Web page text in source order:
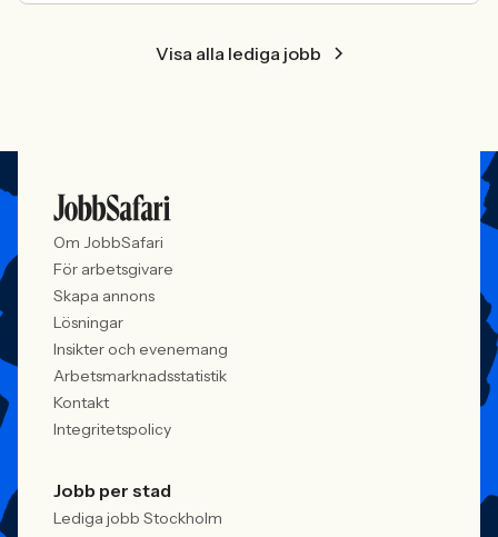
Visa alla lediga jobb
Om JobbSafari
För arbetsgivare
Skapa annons
Lösningar
Insikter och evenemang
Arbetsmarknadsstatistik
Kontakt
Integritetspolicy
Jobb per stad
Lediga jobb Stockholm